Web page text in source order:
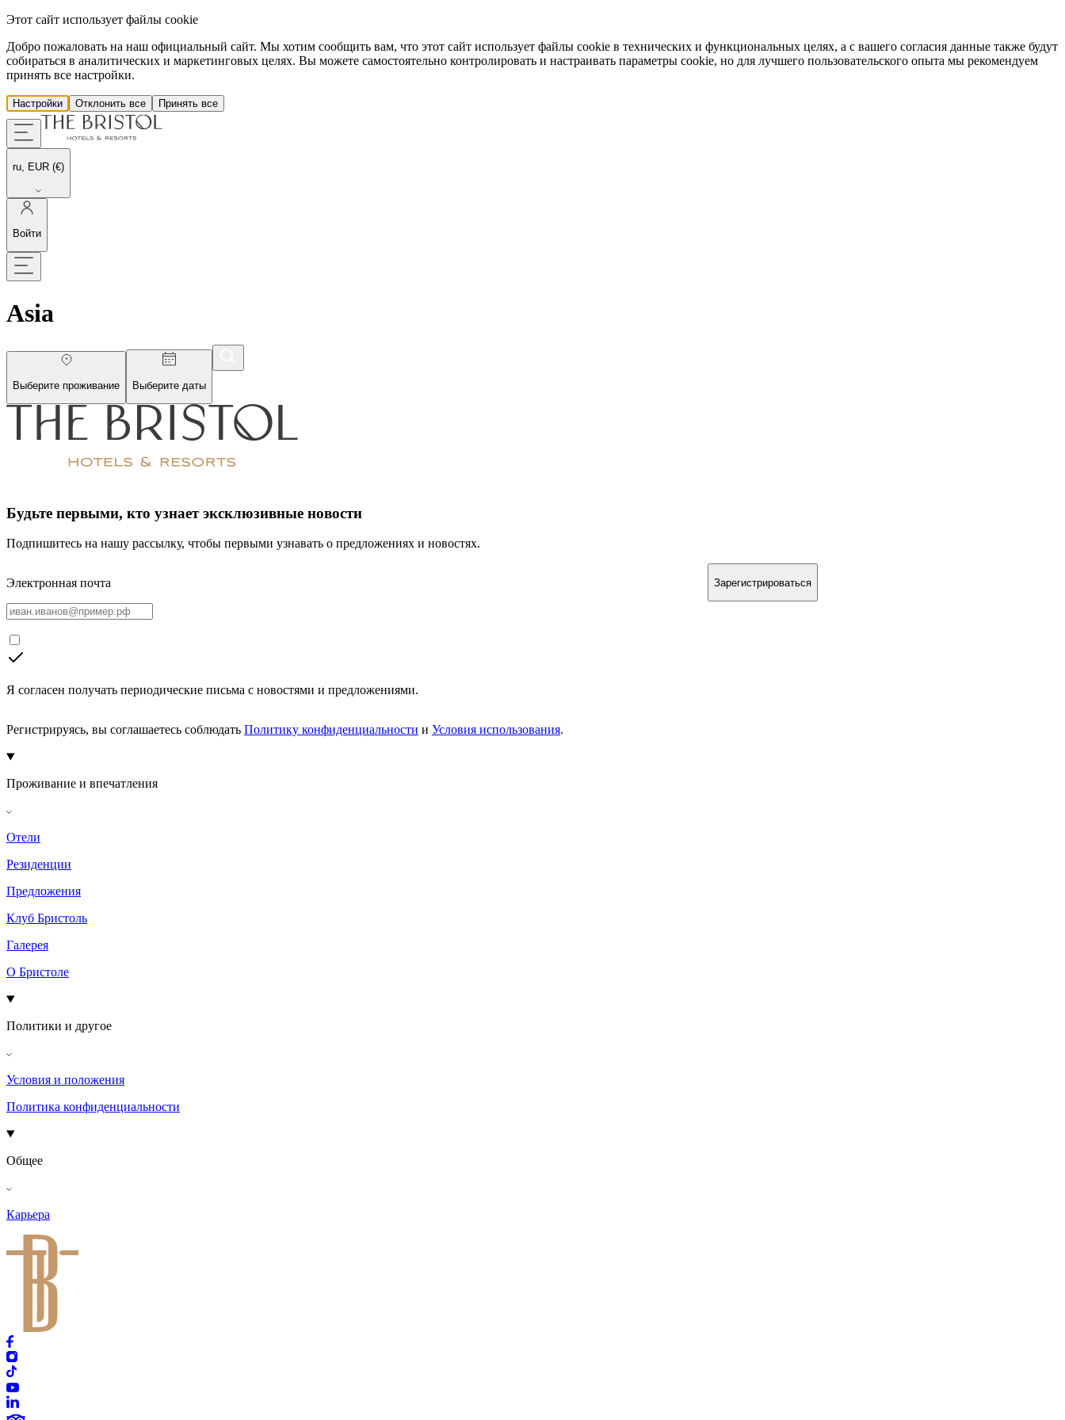
Этот сайт использует файлы cookie
Добро пожаловать на наш официальный сайт. Мы хотим сообщить вам, что этот сайт использует файлы cookie в технических и функциональных целях, а с вашего согласия данные также будут
собираться в аналитических и маркетинговых целях. Вы можете самостоятельно контролировать и настраивать параметры cookie, но для лучшего пользовательского опыта мы рекомендуем
принять все настройки.
Настройки Отклонить все Принять все
ru, EUR (€)
Войти
Asia
Выберите проживание Выберите даты
Будьте первыми, кто узнает эксклюзивные новости
Подпишитесь на нашу рассылку, чтобы первыми узнавать о предложениях и новостях.
Электронная почта
Я согласен получать периодические письма с новостями и предложениями.
Зарегистрироваться
Регистрируясь, вы соглашаетесь соблюдать Политику конфиденциальности и Условия использования.
Проживание и впечатления
Отели
Резиденции
Предложения
Клуб Бристоль
Галерея
О Бристоле
Политики и другое
Условия и положения
Политика конфиденциальности
Общее
Карьера